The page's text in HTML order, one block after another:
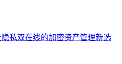
隐私双在线的加密资产管理新选